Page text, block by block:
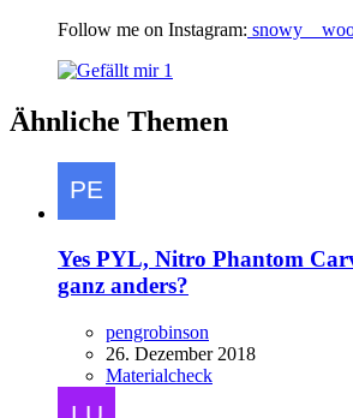
Follow me on Instagram:
1
Ähnliche Themen
Yes PYL, Nitro Phantom
ganz anders?
pengrobinson
26. Dezember 2018
Materialcheck